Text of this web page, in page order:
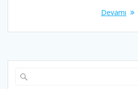
Devamı